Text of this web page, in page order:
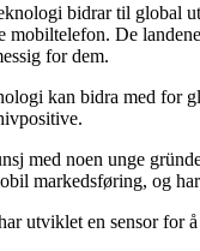
bidrar til
mobiltelefon. De
for dem.
kan bidra med for
med noen unge
markedsføring, og
utviklet en sensor for